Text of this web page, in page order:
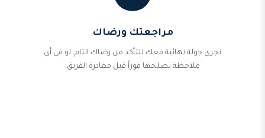
مراجعتك ورضاك
نجري جولة نهائية معك للتأكد من رضاك التام. لو في أي
ملاحظة نصلحها فوراً قبل مغادرة الفريق.